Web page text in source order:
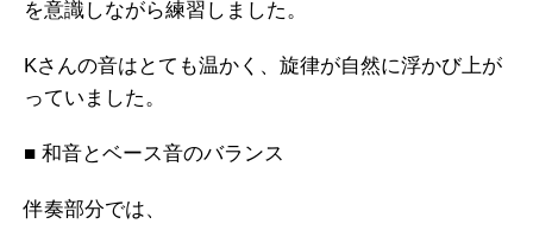
を意識しながら練習しました。
Kさんの音はとても温かく、旋律が自然に浮かび上が
っていました。
■ 和音とベース音のバランス
伴奏部分では、